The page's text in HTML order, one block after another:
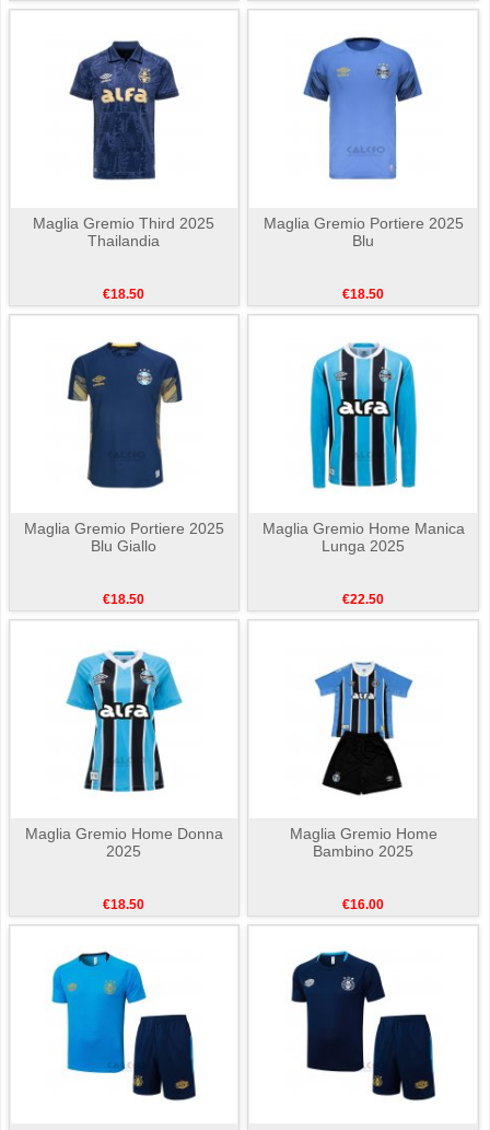
Maglia Gremio Third 2025
Thailandia
€18.50
Maglia Gremio Portiere 2025
Blu
€18.50
Maglia Gremio Portiere 2025
Blu Giallo
€18.50
Maglia Gremio Home Manica
Lunga 2025
€22.50
Maglia Gremio Home Donna
2025
€18.50
Maglia Gremio Home
Bambino 2025
€16.00